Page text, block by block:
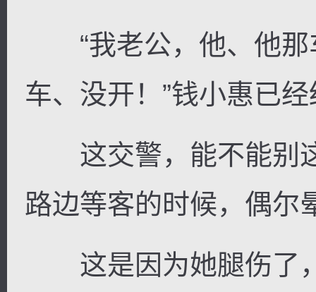
“我老公，他、他那
车、没开！”钱小惠已
这交警，能不能别
路边等客的时候，偶尔
这是因为她腿伤了